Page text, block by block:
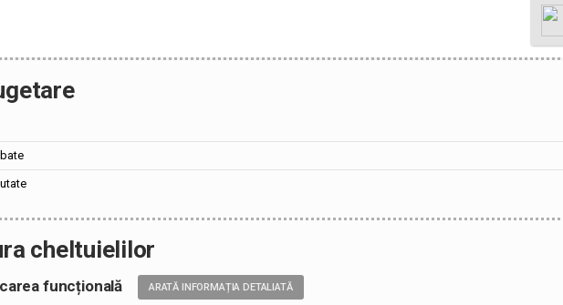
cheltuielilor
funcțională ARATĂ INFORMAȚIA DETALIATĂ